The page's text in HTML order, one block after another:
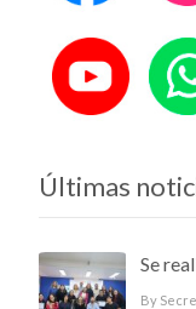
Últimas
Se
By